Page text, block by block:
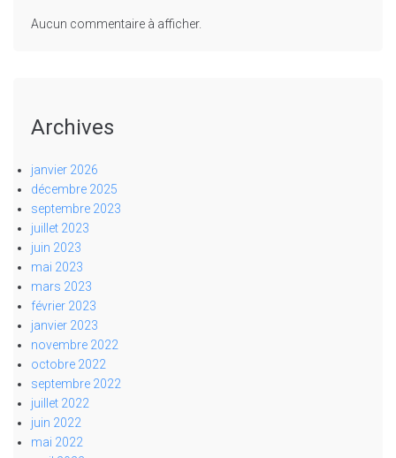
Aucun commentaire à afficher.
Archives
janvier 2026
décembre 2025
septembre 2023
juillet 2023
juin 2023
mai 2023
mars 2023
février 2023
janvier 2023
novembre 2022
octobre 2022
septembre 2022
juillet 2022
juin 2022
mai 2022